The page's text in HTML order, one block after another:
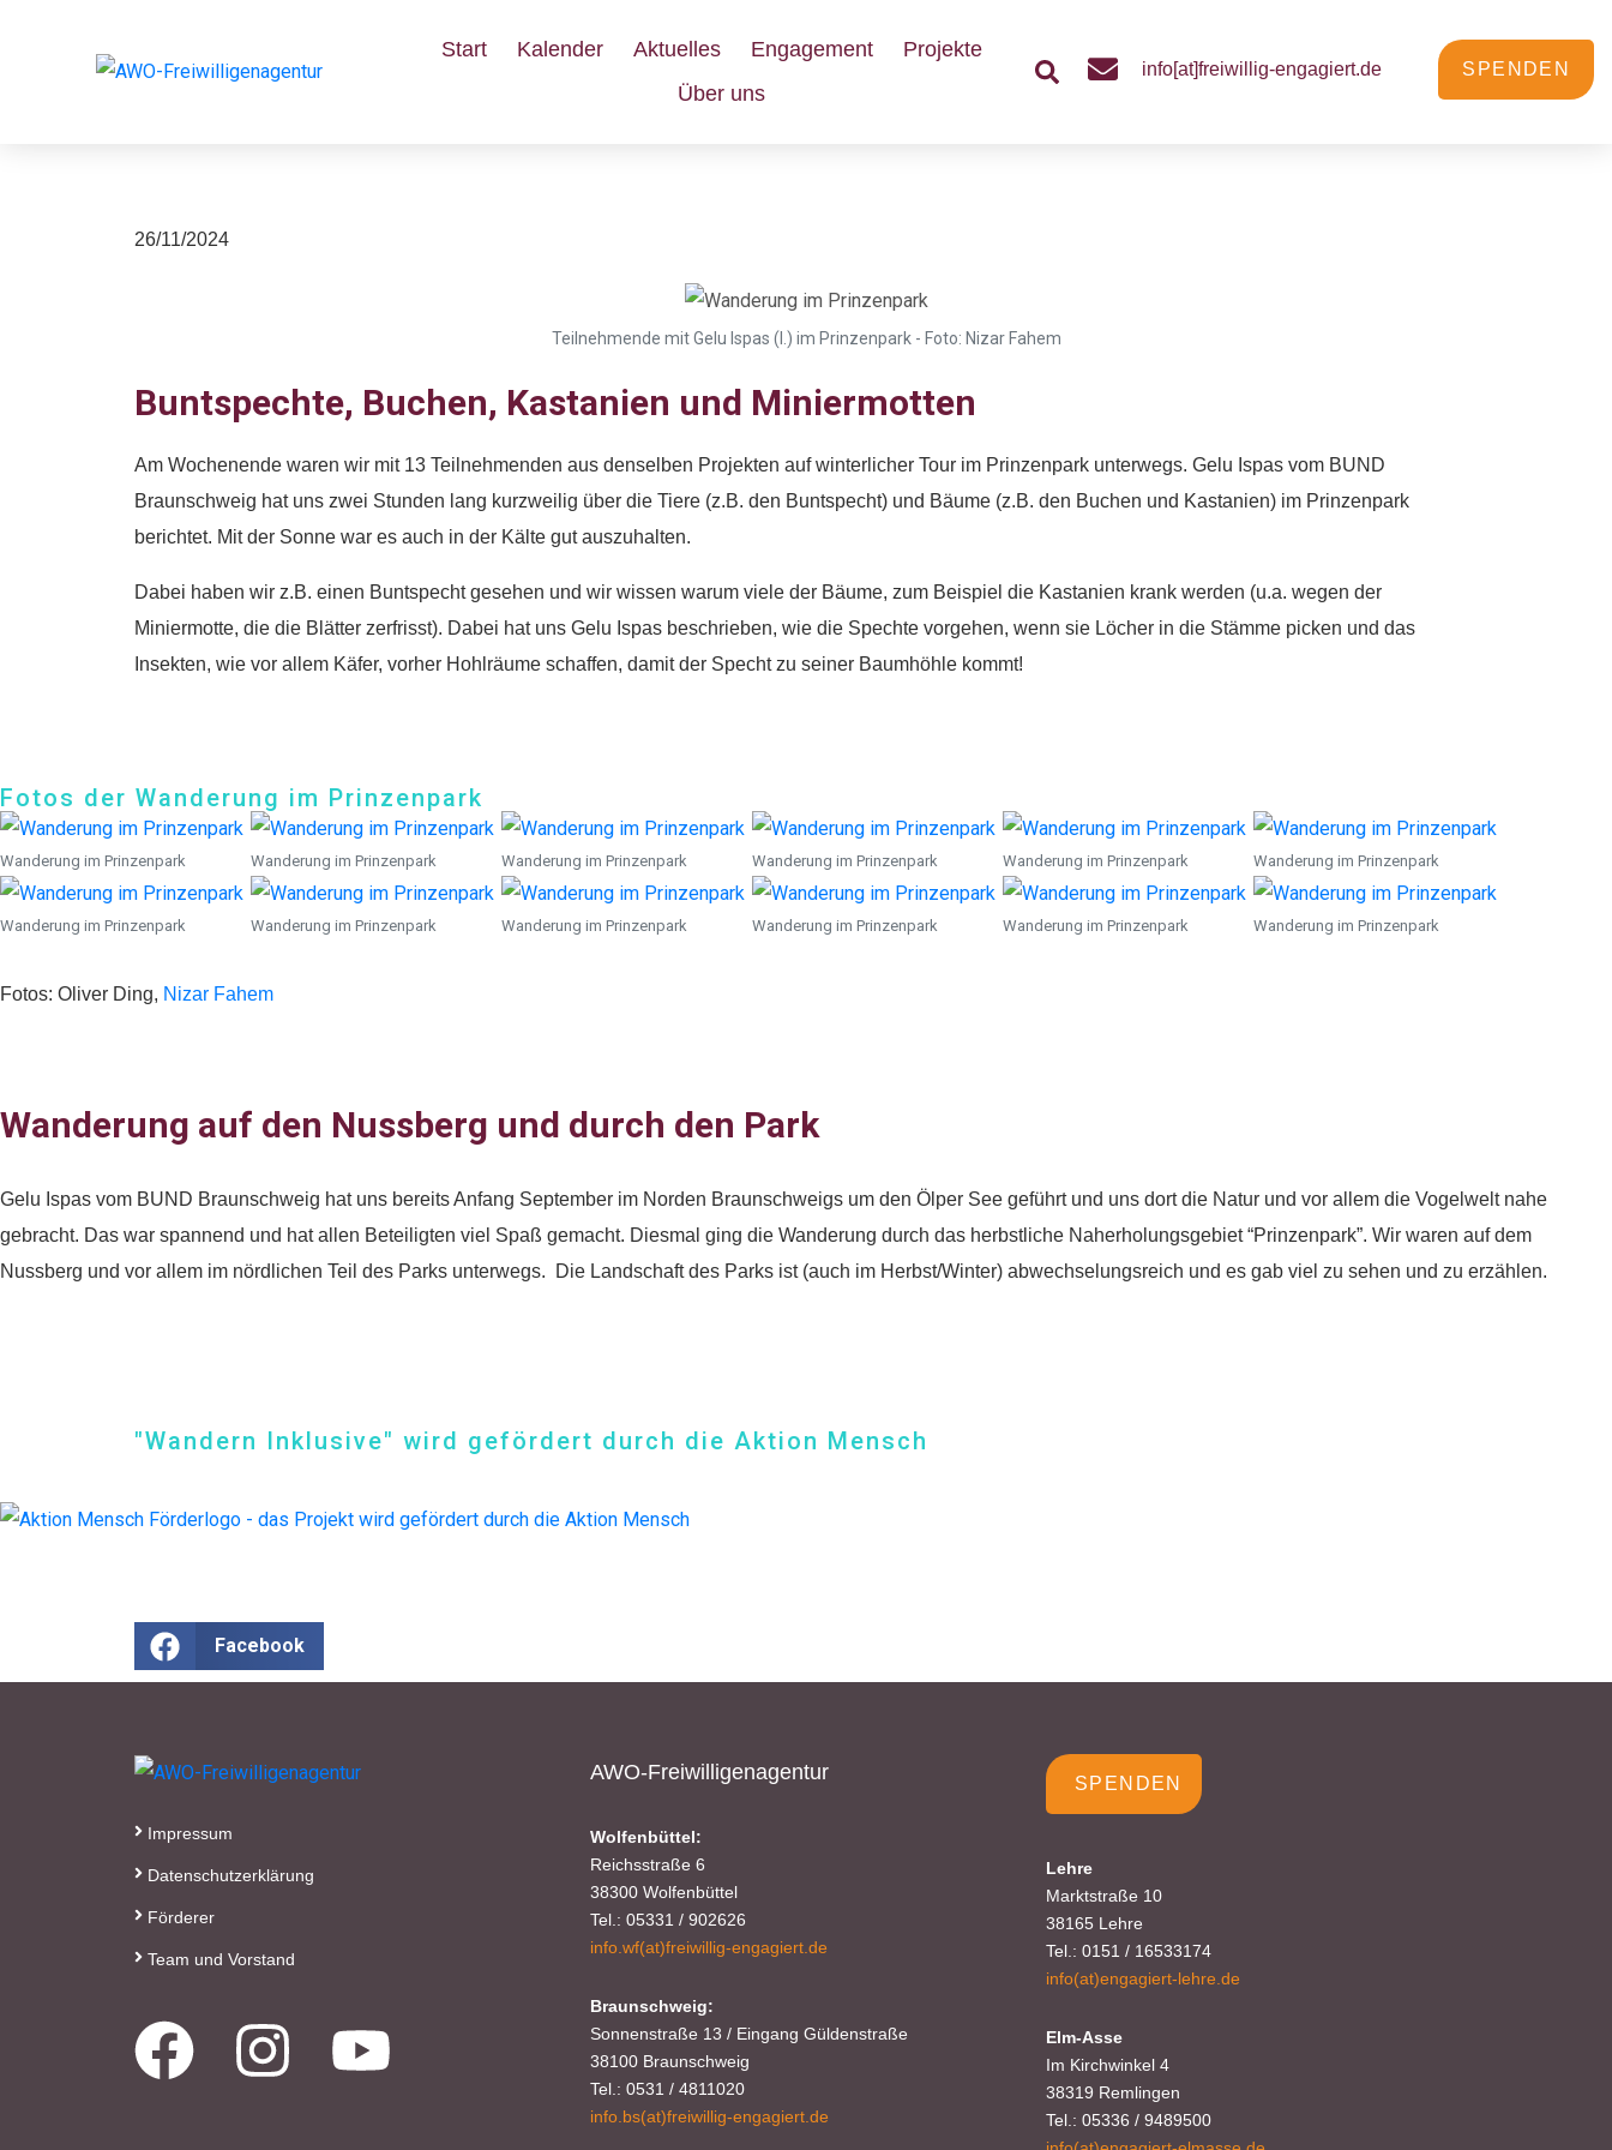
Start Kalender Aktuelles Engagement
Projekte
Über uns
info[at]freiwillig-engagiert.de SPENDEN
26/11/2024
Teilnehmende mit Gelu Ispas (l.) im Prinzenpark - Foto: Nizar Fahem
Buntspechte, Buchen, Kastanien und Miniermotten
Am Wochenende waren wir mit 13 Teilnehmenden aus denselben Projekten auf winterlicher Tour im Prinzenpark unterwegs. Gelu Ispas vom BUND
Braunschweig hat uns zwei Stunden lang kurzweilig über die Tiere (z.B. den Buntspecht) und Bäume (z.B. den Buchen und Kastanien) im Prinzenpark
berichtet. Mit der Sonne war es auch in der Kälte gut auszuhalten.
Dabei haben wir z.B. einen Buntspecht gesehen und wir wissen warum viele der Bäume, zum Beispiel die Kastanien krank werden (u.a. wegen der
Miniermotte, die die Blätter zerfrisst). Dabei hat uns Gelu Ispas beschrieben, wie die Spechte vorgehen, wenn sie Löcher in die Stämme picken und das
Insekten, wie vor allem Käfer, vorher Hohlräume schaffen, damit der Specht zu seiner Baumhöhle kommt!
Fotos der Wanderung im Prinzenpark
Wanderung im Prinzenpark Wanderung im Prinzenpark Wanderung im Prinzenpark Wanderung im Prinzenpark Wanderung im Prinzenpark Wanderung im Prinzenpark
Wanderung im Prinzenpark Wanderung im Prinzenpark Wanderung im Prinzenpark Wanderung im Prinzenpark Wanderung im Prinzenpark Wanderung im Prinzenpark
Fotos: Oliver Ding, Nizar Fahem
Wanderung auf den Nussberg und durch den Park
Gelu Ispas vom BUND Braunschweig hat uns bereits Anfang September im Norden Braunschweigs um den Ölper See geführt und uns dort die Natur und vor allem die Vogelwelt nahe
gebracht. Das war spannend und hat allen Beteiligten viel Spaß gemacht. Diesmal ging die Wanderung durch das herbstliche Naherholungsgebiet “Prinzenpark”. Wir waren auf dem
Nussberg und vor allem im nördlichen Teil des Parks unterwegs. Die Landschaft des Parks ist (auch im Herbst/Winter) abwechselungsreich und es gab viel zu sehen und zu erzählen.
"Wandern Inklusive" wird gefördert durch die Aktion Mensch
Facebook
Impressum
Datenschutzerklärung
Förderer
Team und Vorstand
AWO-Freiwilligenagentur
Wolfenbüttel:
Reichsstraße 6
38300 Wolfenbüttel
Tel.: 05331 / 902626
info.wf(at)freiwillig-engagiert.de
Braunschweig:
Sonnenstraße 13 / Eingang Güldenstraße
38100 Braunschweig
Tel.: 0531 / 4811020
info.bs(at)freiwillig-engagiert.de
SPENDEN
Lehre
Marktstraße 10
38165 Lehre
Tel.: 0151 / 16533174
info(at)engagiert-lehre.de
Elm-Asse
Im Kirchwinkel 4
38319 Remlingen
Tel.: 05336 / 9489500
Spenden
Inhaber: AWO-Freiwilligenagentur
Vielen Dank.
Reichsstraße 6